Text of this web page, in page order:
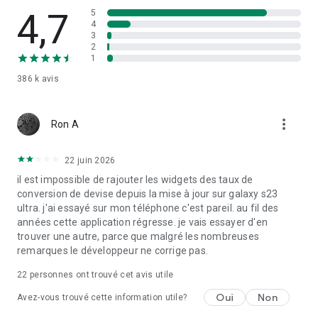
● Vous pouvez envoyer de l'argent directement à des
centaines de grandes banques dans le monde entier ou
utiliser le retrait d'espèces dans plus de 500 000 agences
réparties dans plus de 150 pays.
portefeuilles mobiles dans plus de 35 pays à travers le
Envoyez de l'argent en Inde
tarifs avantageux et des délais très courts. Ces transactions
peuvent être effectuées par dépôt bancaire, par retrait
d'espèces ou par portefeuille mobile.
Rapide. Intelligent. Simple.
pour connaître les taux de change et effectuer des transferts
d'argent internationaux.
4,7
386 k avis
5
4
3
2
1
Ron A more_vert
22 juin 2026
il est impossible de rajouter les widgets des taux de
conversion de devise depuis la mise à jour sur galaxy s23
ultra. j'ai essayé sur mon téléphone c'est pareil. au fil des
années cette application régresse. je vais essayer d'en
trouver une autre, parce que malgré les nombreuses
remarques le développeur ne corrige pas.
22 personnes ont trouvé cet avis utile
Avez-vous trouvé cette information utile? Oui Non